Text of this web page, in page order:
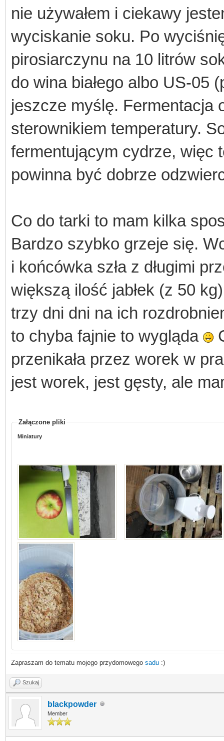
nie używałem i ciekawy
wyciskanie soku. Po
pirosiarczynu na 10 litrów
do wina białego albo US-05
jeszcze myślę. Fermentacja
sterownikiem temperatury.
fermentującym cydrze, więc
powinna być dobrze
Co do tarki to mam kilka
Bardzo szybko grzeje się.
i końcówka szła z długimi
większą ilość jabłek (z 50
trzy dni dni na ich
to chyba fajnie to wygląda
przenikała przez worek w
jest worek, jest gęsty, ale
Załączone pliki
Miniatury
Zapraszam do tematu mojego przydomowego sadu :)
Szukaj
blackpowder
Member